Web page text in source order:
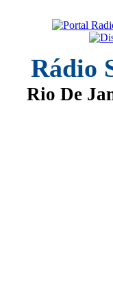
Rádio
Rio De